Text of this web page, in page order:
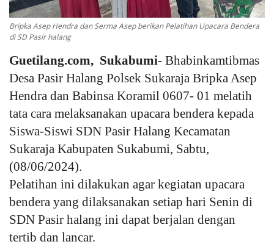
Ekonomi
Pendidikan
Informasi Journalism
Olahraga
Kesehatan
Layanan Publik
Perempuan/Anak
Bripka Asep Hendra dan Serma Asep berikan Pelatihan Upacara Bendera
di SD Pasir halang
Guetilang.com, Sukabumi- Bhabinkamtibmas
Desa Pasir Halang Polsek Sukaraja Bripka Asep
Hendra dan Babinsa Koramil 0607- 01 melatih
tata cara melaksanakan upacara bendera kepada
Siswa-Siswi SDN Pasir Halang Kecamatan
Sukaraja Kabupaten Sukabumi, Sabtu,
(08/06/2024).
Pelatihan ini dilakukan agar kegiatan upacara
bendera yang dilaksanakan setiap hari Senin di
SDN Pasir halang ini dapat berjalan dengan
tertib dan lancar.